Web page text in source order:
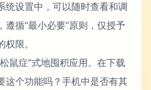
统设置中，可以随时查看和调
遵循“最小必要”原则，仅授予
限。
松鼠症”式地囤积应用。在下载
这个功能吗？手机中是否有其